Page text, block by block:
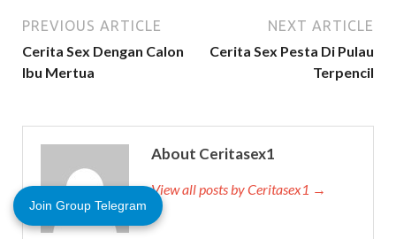
PREVIOUS ARTICLE
Cerita Sex Dengan Calon
Ibu Mertua
NEXT ARTICLE
Cerita Sex Pesta Di Pulau
Terpencil
About Ceritasex1
View all posts by Ceritasex1 →
Join Group Telegram